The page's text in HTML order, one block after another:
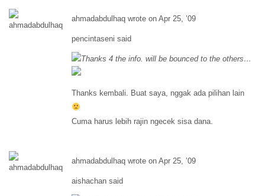
ahmadabdulhaq wrote on Apr 25, ’09
pencintaseni said
Thanks 4 the info. will be bounced to the others…
Thanks kembali. Buat saya, nggak ada pilihan lain
Cuma harus lebih rajin ngecek sisa dana.
ahmadabdulhaq wrote on Apr 25, ’09
aishachan said